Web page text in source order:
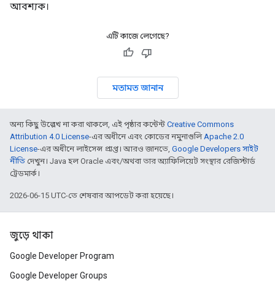
আবশ্যক।
এটি কাজে লেগেছে?
মতামত জানান
অন্য কিছু উল্লেখ না করা থাকলে, এই পৃষ্ঠার কন্টেন্ট Creative Commons
Attribution 4.0 License-এর অধীনে এবং কোডের নমুনাগুলিApache 2.0
License-এর অধীনে লাইসেন্স প্রাপ্ত। আরও জানতে, Google Developers সাইট
নীতি দেখুন। Java হল Oracle এবং/অথবা তার অ্যাফিলিয়েট সংস্থার রেজিস্টার্ড
ট্রেডমার্ক।
2026-06-15 UTC-তে শেষবার আপডেট করা হয়েছে।
জুড়ে থাকা
Google Developer Program
Google Developer Groups